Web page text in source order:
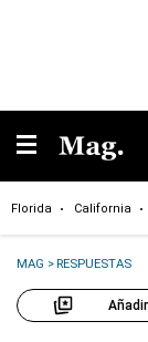
Florida California
MAG >RESPUESTAS